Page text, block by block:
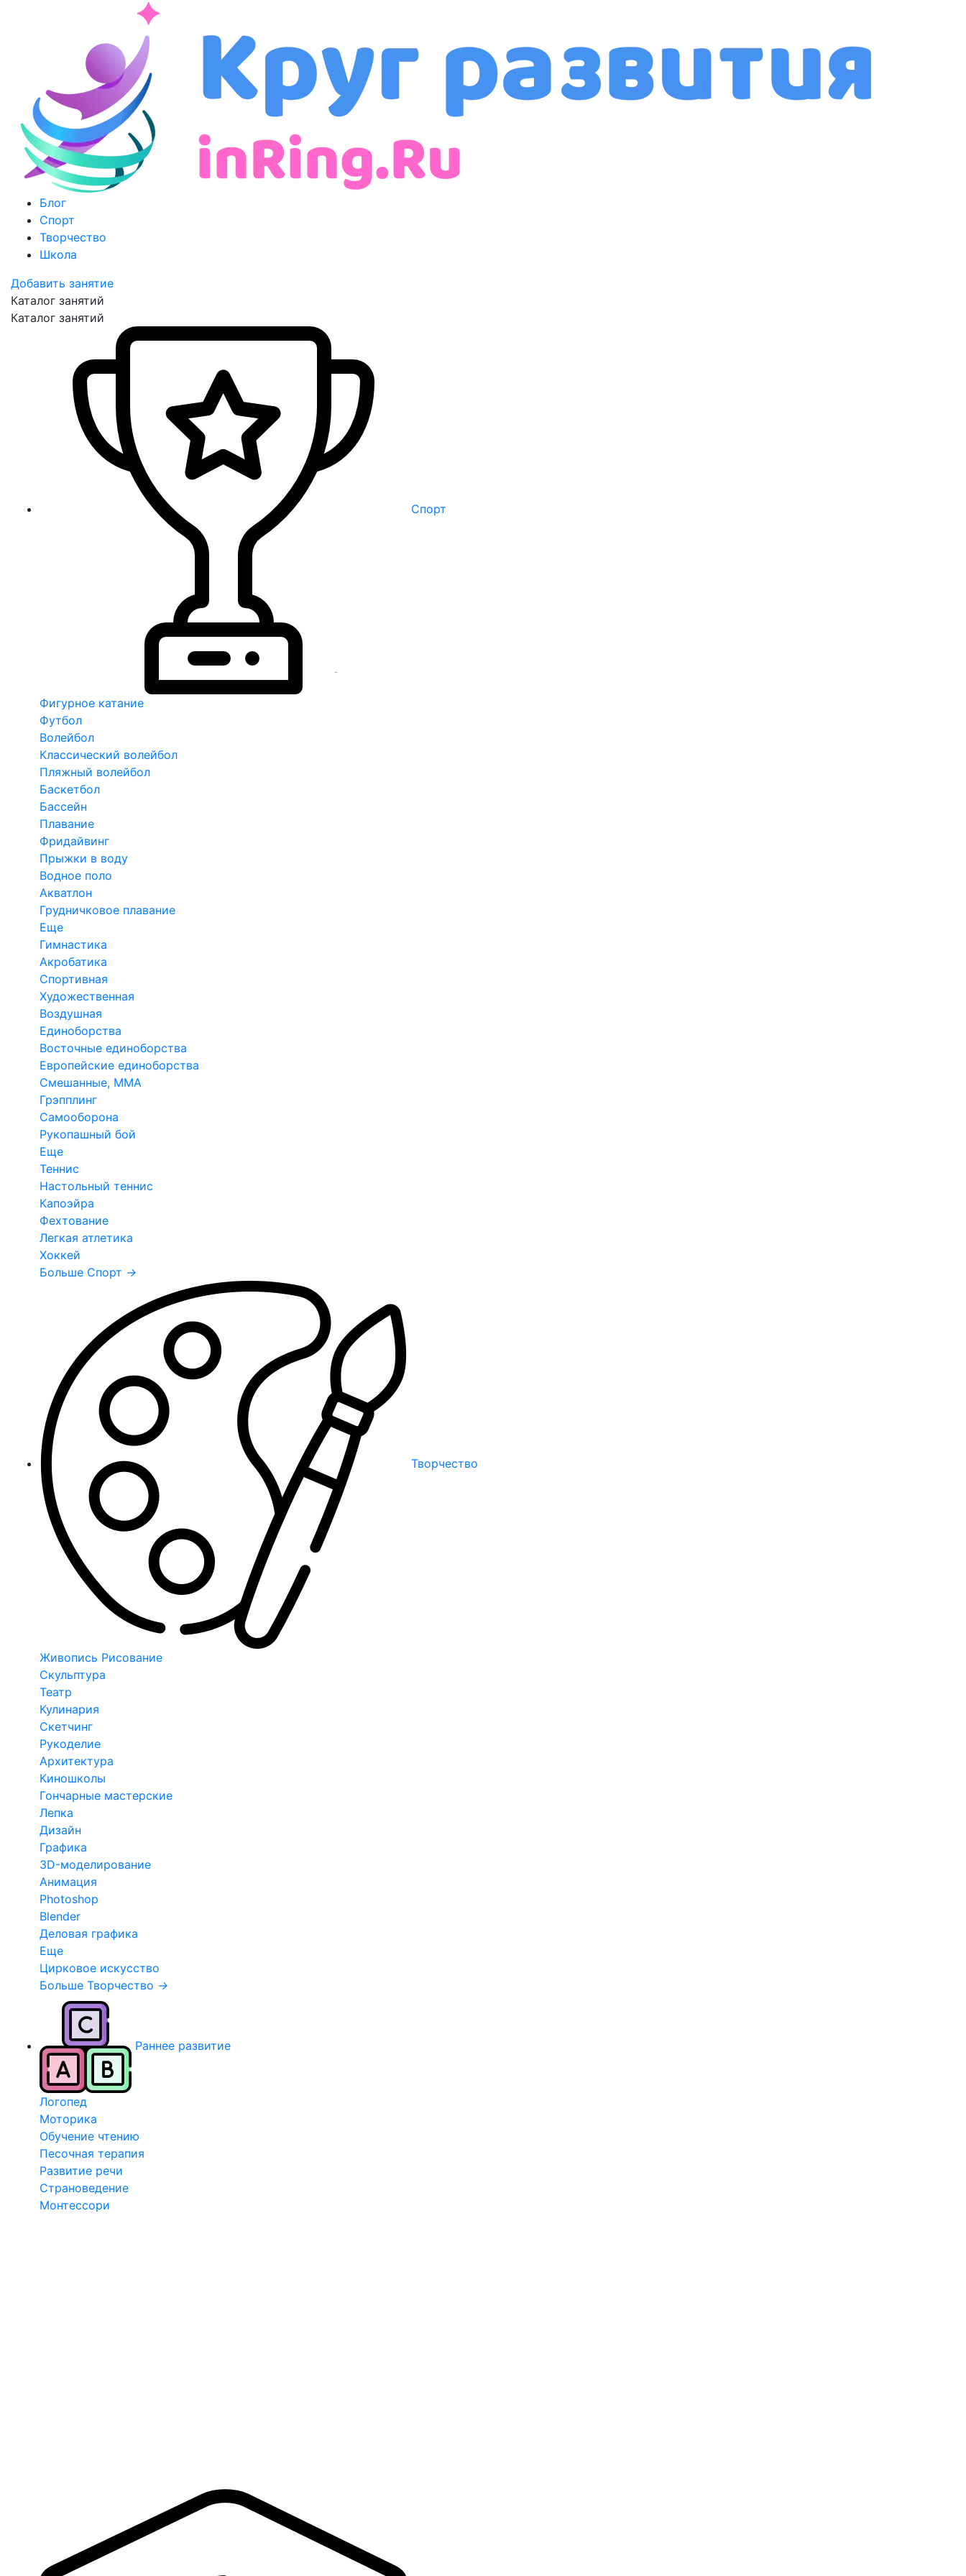
Блог
Спорт
Творчество
Школа
Добавить занятие
Каталог занятий
Каталог занятий
Спорт
Фигурное катание
Футбол
Волейбол
Классический волейбол
Пляжный волейбол
Баскетбол
Бассейн
Плавание
Фридайвинг
Прыжки в воду
Водное поло
Акватлон
Грудничковое плавание
Еще
Гимнастика
Акробатика
Спортивная
Художественная
Воздушная
Единоборства
Восточные единоборства
Европейские единоборства
Смешанные, ММА
Грэпплинг
Самооборона
Рукопашный бой
Еще
Теннис
Настольный теннис
Капоэйра
Фехтование
Легкая атлетика
Хоккей
Больше Спорт →
Творчество
Живопись Рисование
Скульптура
Театр
Кулинария
Скетчинг
Рукоделие
Архитектура
Киношколы
Гончарные мастерские
Лепка
Дизайн
Графика
3D-моделирование
Анимация
Photoshop
Blender
Деловая графика
Еще
Цирковое искусство
Больше Творчество →
Раннее развитие
Логопед
Моторика
Обучение чтению
Песочная терапия
Развитие речи
Страноведение
Монтессори